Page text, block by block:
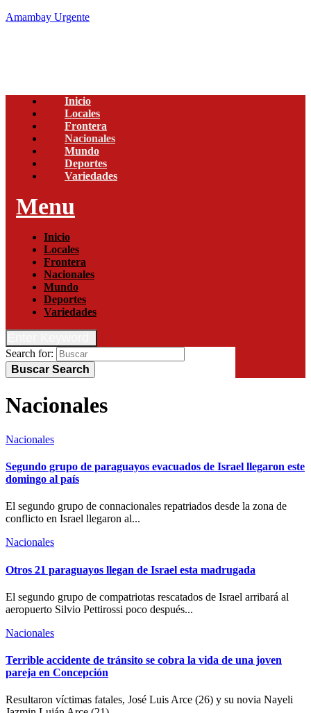
Amambay Urgente
Inicio
Locales
Frontera
Nacionales
Mundo
Deportes
Variedades
Menu
Inicio
Locales
Frontera
Nacionales
Mundo
Deportes
Variedades
Search for:
Buscar Search
Nacionales
Nacionales
Segundo grupo de paraguayos evacuados de Israel llegaron este
domingo al país
El segundo grupo de connacionales repatriados desde la zona de
conflicto en Israel llegaron al...
Nacionales
Otros 21 paraguayos llegan de Israel esta madrugada
El segundo grupo de compatriotas rescatados de Israel arribará al
aeropuerto Silvio Pettirossi poco después...
Nacionales
Terrible accidente de tránsito se cobra la vida de una joven
pareja en Concepción
Resultaron víctimas fatales, José Luis Arce (26) y su novia Nayeli